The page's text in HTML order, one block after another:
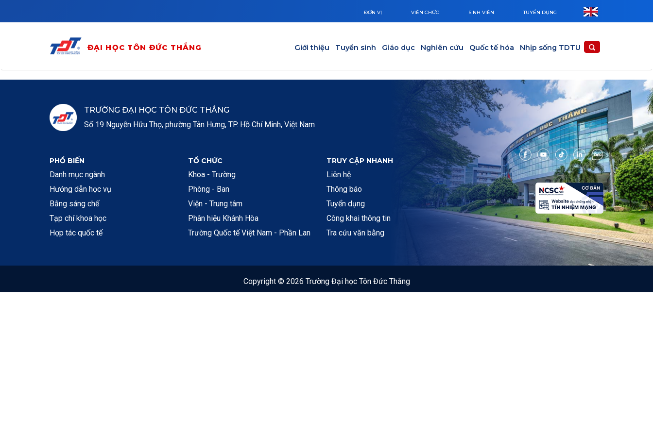
ĐƠN VỊ VIÊN CHỨC SINH VIÊN TUYỂN DỤNG
ĐẠI HỌC TÔN ĐỨC THẮNG Giới thiệu Tuyển sinh Giáo dục Nghiên cứu Quốc tế hóa Nhịp sống TDTU
TRƯỜNG ĐẠI HỌC TÔN ĐỨC THẮNG
Số 19 Nguyễn Hữu Thọ, phường Tân Hưng, TP. Hồ Chí Minh, Việt Nam
PHỔ BIẾN
Danh mục ngành
Hướng dẫn học vụ
Bằng sáng chế
Tạp chí khoa học
Hợp tác quốc tế
TỔ CHỨC
Khoa - Trường
Phòng - Ban
Viện - Trung tâm
Phân hiệu Khánh Hòa
Trường Quốc tế Việt Nam - Phần Lan
TRUY CẬP NHANH
Liên hệ
Thông báo
Tuyển dụng
Công khai thông tin
Tra cứu văn bằng
Copyright © 2026 Trường Đại học Tôn Đức Thắng